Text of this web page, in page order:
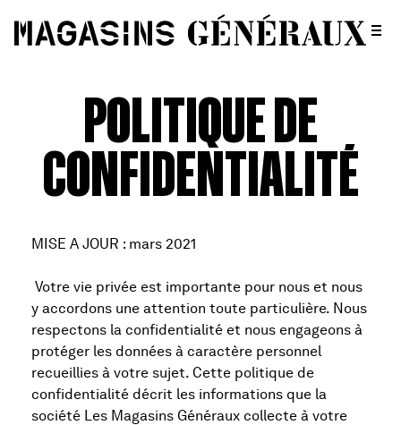
POLITIQUE DE
CONFIDENTIALITÉ
MISE A JOUR : mars 2021
Votre vie privée est importante pour nous et nous
y accordons une attention toute particulière. Nous
respectons la confidentialité et nous engageons à
protéger les données à caractère personnel
recueillies à votre sujet. Cette politique de
confidentialité décrit les informations que la
société Les Magasins Généraux collecte à votre